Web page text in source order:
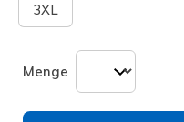
3XL
Menge